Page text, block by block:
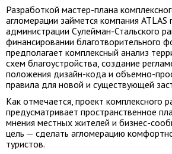
Разработкой мастер-плана
агломерации займется компания
администрации Сулейман-Стальского
финансировании благотворительного
предполагает комплексный анализ
схем благоустройства, создание
положения дизайн-кода и объемно-
правила для новой и существующей
Как отмечается, проект комплексного
предусматривает пространственное
мнения местных жителей и бизнес-
цель — сделать агломерацию
туристов.